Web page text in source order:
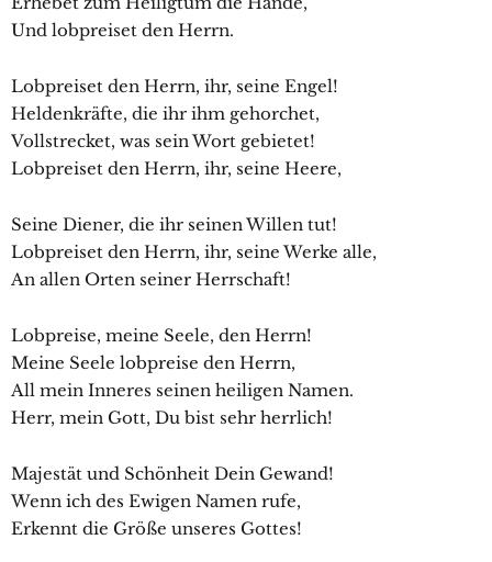
Und lobpreiset den Herrn.
Lobpreiset den Herrn, ihr, seine Engel!
Heldenkräfte, die ihr ihm gehorchet,
Vollstrecket, was sein Wort gebietet!
Lobpreiset den Herrn, ihr, seine Heere,
Seine Diener, die ihr seinen Willen tut!
Lobpreiset den Herrn, ihr, seine Werke alle,
An allen Orten seiner Herrschaft!
Lobpreise, meine Seele, den Herrn!
Meine Seele lobpreise den Herrn,
All mein Inneres seinen heiligen Namen.
Herr, mein Gott, Du bist sehr herrlich!
Majestät und Schönheit Dein Gewand!
Wenn ich des Ewigen Namen rufe,
Erkennt die Größe unseres Gottes!